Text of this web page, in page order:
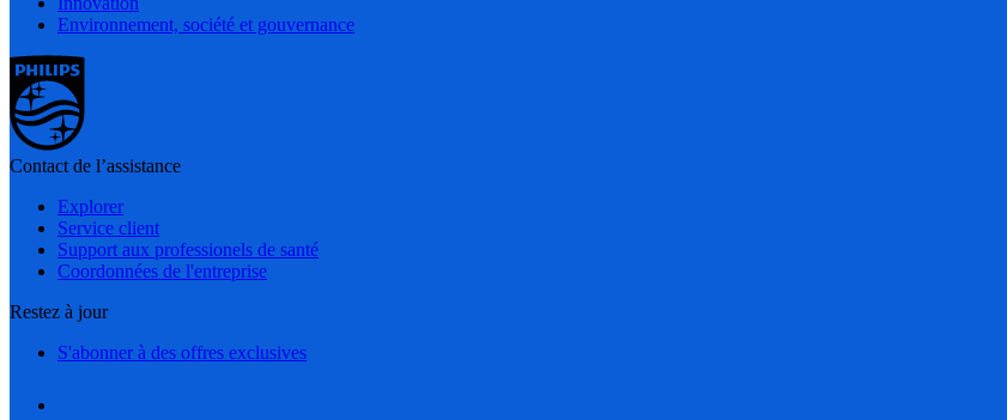
Environnement, société et gouvernance
Contact de l’assistance
Explorer
Service client
Support aux professionels de santé
Coordonnées de l'entreprise
Restez à jour
S'abonner à des offres exclusives